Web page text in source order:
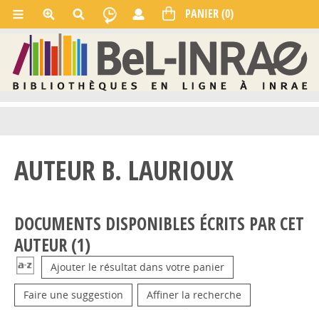
AUTEUR B. LAURIOUX
DOCUMENTS DISPONIBLES ÉCRITS PAR CET
AUTEUR (1)
Ajouter le résultat dans votre panier
Faire une suggestion Affiner la recherche